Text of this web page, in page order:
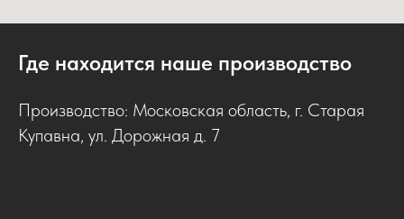
Где находится наше производство
Производство: Московская область, г. Старая
Купавна, ул. Дорожная д. 7